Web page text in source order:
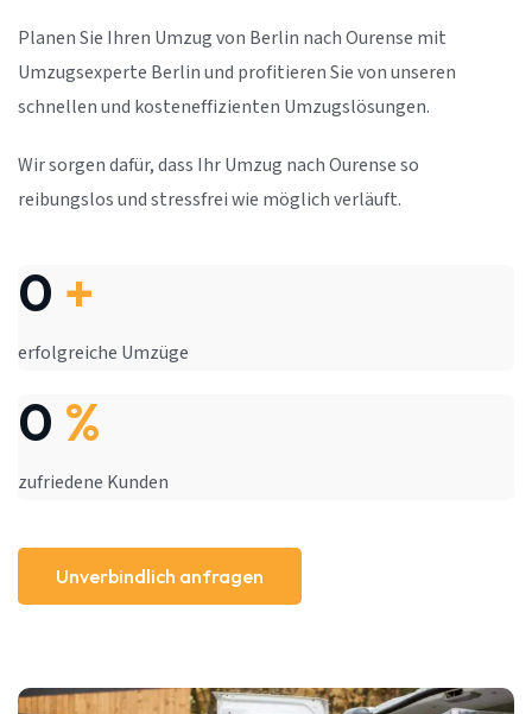
Planen Sie Ihren Umzug von Berlin nach Ourense mit
Umzugsexperte Berlin und profitieren Sie von unseren
schnellen und kosteneffizienten Umzugslösungen.
Wir sorgen dafür, dass Ihr Umzug nach Ourense so
reibungslos und stressfrei wie möglich verläuft.
0 +
erfolgreiche Umzüge
0 %
zufriedene Kunden
Unverbindlich anfragen